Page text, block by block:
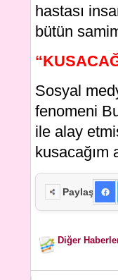
hastası
bütün
Sosyal
fenomeni
ile alay
kusacağım
Paylaş
Diğer